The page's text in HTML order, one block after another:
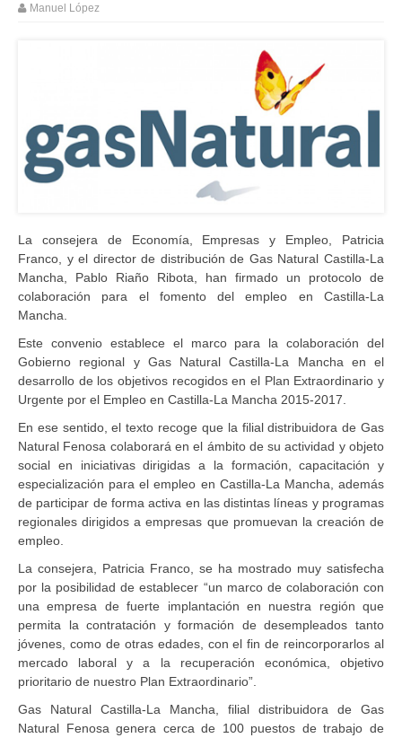
Manuel López
La consejera de Economía, Empresas y Empleo, Patricia
Franco, y el director de distribución de Gas Natural Castilla-La
Mancha, Pablo Riaño Ribota, han firmado un protocolo de
colaboración para el fomento del empleo en Castilla-La
Mancha.
Este convenio establece el marco para la colaboración del
Gobierno regional y Gas Natural Castilla-La Mancha en el
desarrollo de los objetivos recogidos en el Plan Extraordinario y
Urgente por el Empleo en Castilla-La Mancha 2015-2017.
En ese sentido, el texto recoge que la filial distribuidora de Gas
Natural Fenosa colaborará en el ámbito de su actividad y objeto
social en iniciativas dirigidas a la formación, capacitación y
especialización para el empleo en Castilla-La Mancha, además
de participar de forma activa en las distintas líneas y programas
regionales dirigidos a empresas que promuevan la creación de
empleo.
La consejera, Patricia Franco, se ha mostrado muy satisfecha
por la posibilidad de establecer “un marco de colaboración con
una empresa de fuerte implantación en nuestra región que
permita la contratación y formación de desempleados tanto
jóvenes, como de otras edades, con el fin de reincorporarlos al
mercado laboral y a la recuperación económica, objetivo
prioritario de nuestro Plan Extraordinario”.
Gas Natural Castilla-La Mancha, filial distribuidora de Gas
Natural Fenosa genera cerca de 100 puestos de trabajo de